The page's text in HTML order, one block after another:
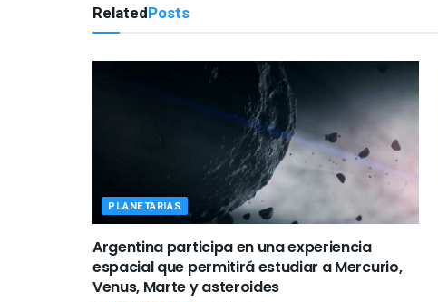
RelatedPosts
PLANETARIAS
Argentina participa en una experiencia
espacial que permitirá estudiar a Mercurio,
Venus, Marte y asteroides